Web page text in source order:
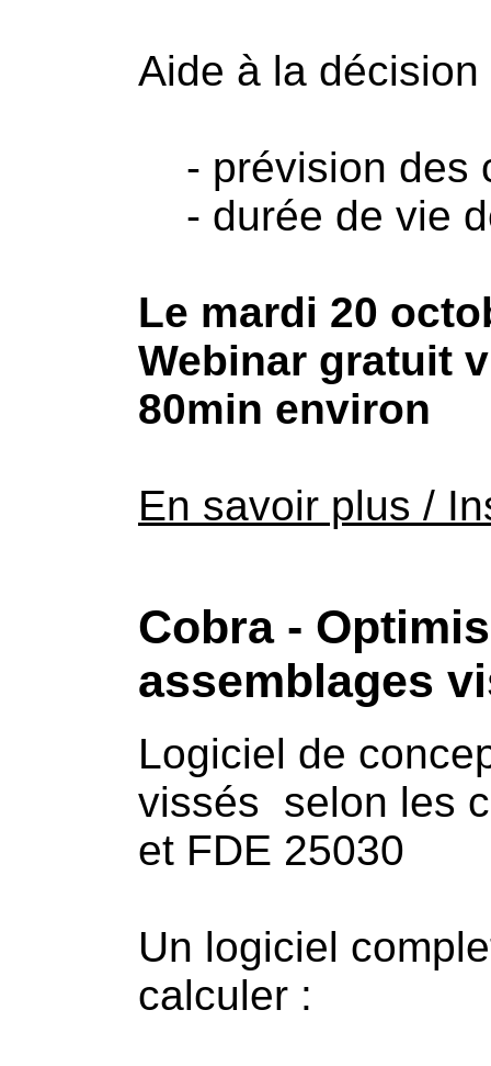
Aide à la décision
- prévision des
- durée de vie
Le mardi 20
Webinar gratuit
80min environ
En savoir plus /
Cobra -
assemblages
Logiciel de
vissés selon les
et FDE 25030
Un logiciel
calculer :